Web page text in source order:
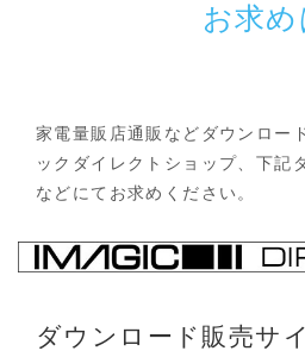
お求め
家電量販店通販などダウンロー
ックダイレクトショップ、下記
などにてお求めください。
ダウンロード販売サ